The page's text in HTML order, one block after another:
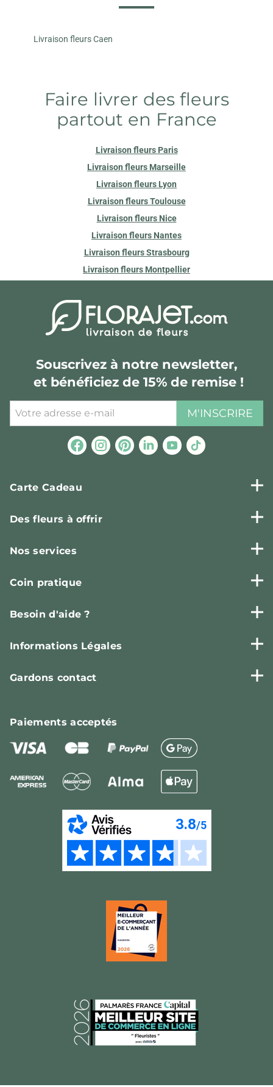
Livraison fleurs Caen
Faire livrer des fleurs
partout en France
Livraison fleurs Paris
Livraison fleurs Marseille
Livraison fleurs Lyon
Livraison fleurs Toulouse
Livraison fleurs Nice
Livraison fleurs Nantes
Livraison fleurs Strasbourg
Livraison fleurs Montpellier
Souscrivez à notre newsletter,
et bénéficiez de 15% de remise !
M'INSCRIRE
Carte Cadeau
Des fleurs à offrir
Nos services
Coin pratique
Besoin d'aide ?
Informations Légales
Gardons contact
Paiementsacceptés